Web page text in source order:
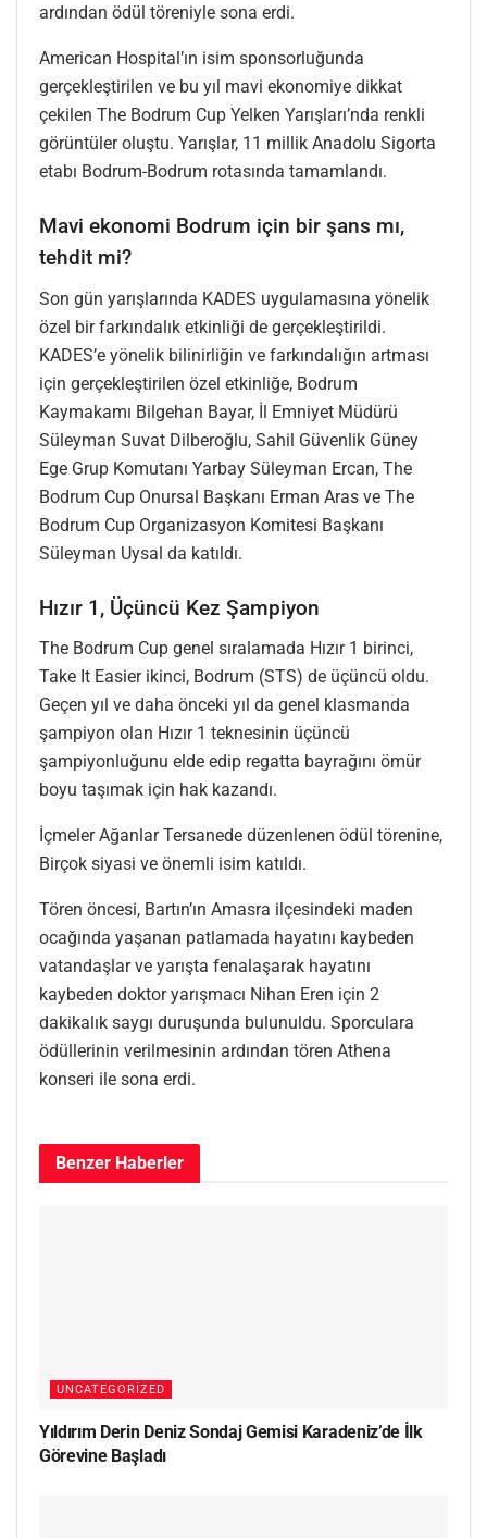
ardından ödül töreniyle sona erdi.
American Hospital’ın isim sponsorluğunda
gerçekleştirilen ve bu yıl mavi ekonomiye dikkat
çekilen The Bodrum Cup Yelken Yarışları’nda renkli
görüntüler oluştu. Yarışlar, 11 millik Anadolu Sigorta
etabı Bodrum-Bodrum rotasında tamamlandı.
Mavi ekonomi Bodrum için bir şans mı,
tehdit mi?
Son gün yarışlarında KADES uygulamasına yönelik
özel bir farkındalık etkinliği de gerçekleştirildi.
KADES’e yönelik bilinirliğin ve farkındalığın artması
için gerçekleştirilen özel etkinliğe, Bodrum
Kaymakamı Bilgehan Bayar, İl Emniyet Müdürü
Süleyman Suvat Dilberoğlu, Sahil Güvenlik Güney
Ege Grup Komutanı Yarbay Süleyman Ercan, The
Bodrum Cup Onursal Başkanı Erman Aras ve The
Bodrum Cup Organizasyon Komitesi Başkanı
Süleyman Uysal da katıldı.
Hızır 1, Üçüncü Kez Şampiyon
The Bodrum Cup genel sıralamada Hızır 1 birinci,
Take It Easier ikinci, Bodrum (STS) de üçüncü oldu.
Geçen yıl ve daha önceki yıl da genel klasmanda
şampiyon olan Hızır 1 teknesinin üçüncü
şampiyonluğunu elde edip regatta bayrağını ömür
boyu taşımak için hak kazandı.
İçmeler Ağanlar Tersanede düzenlenen ödül törenine,
Birçok siyasi ve önemli isim katıldı.
Tören öncesi, Bartın’ın Amasra ilçesindeki maden
ocağında yaşanan patlamada hayatını kaybeden
vatandaşlar ve yarışta fenalaşarak hayatını
kaybeden doktor yarışmacı Nihan Eren için 2
dakikalık saygı duruşunda bulunuldu. Sporculara
ödüllerinin verilmesinin ardından tören Athena
konseri ile sona erdi.
Benzer Haberler
UNCATEGORIZED
Yıldırım Derin Deniz Sondaj Gemisi Karadeniz’de İlk
Görevine Başladı